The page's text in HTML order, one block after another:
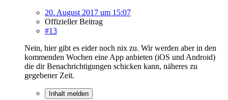
20. August 2017 um 15:07
Offizieller Beitrag
#13
Nein, hier gibt es eider noch nix zu. Wir werden aber in den
kommenden Wochen eine App anbieten (iOS und Android)
die dir Benachrichtigungen schicken kann, näheres zu
gegebener Zeit.
Inhalt melden